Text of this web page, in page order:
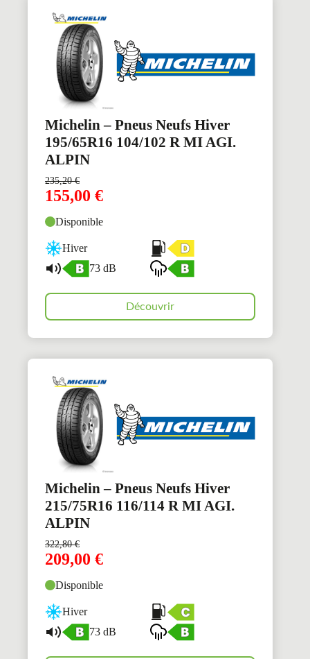
Michelin – Pneus Neufs Hiver
195/65R16 104/102 R MI AGI.
ALPIN
235,20€
155,00 €
Disponible
Hiver
73 dB
Découvrir
Michelin – Pneus Neufs Hiver
215/75R16 116/114 R MI AGI.
ALPIN
322,80€
209,00 €
Disponible
Hiver
73 dB